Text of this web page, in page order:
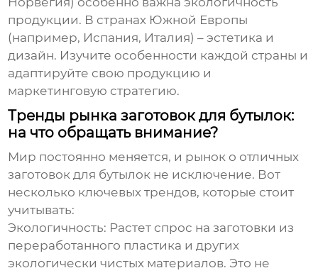
продукции. В странах Южной Европы
(например, Испания, Италия) – эстетика и
дизайн. Изучите особенности каждой страны и
адаптируйте свою продукцию и
маркетинговую стратегию.
Тренды рынка заготовок для бутылок:
на что обращать внимание?
Мир постоянно меняется, и рынок о отличных
заготовок для бутылок не исключение. Вот
несколько ключевых трендов, которые стоит
учитывать:
Экологичность: Растет спрос на заготовки из
переработанного пластика и других
экологически чистых материалов. Это не